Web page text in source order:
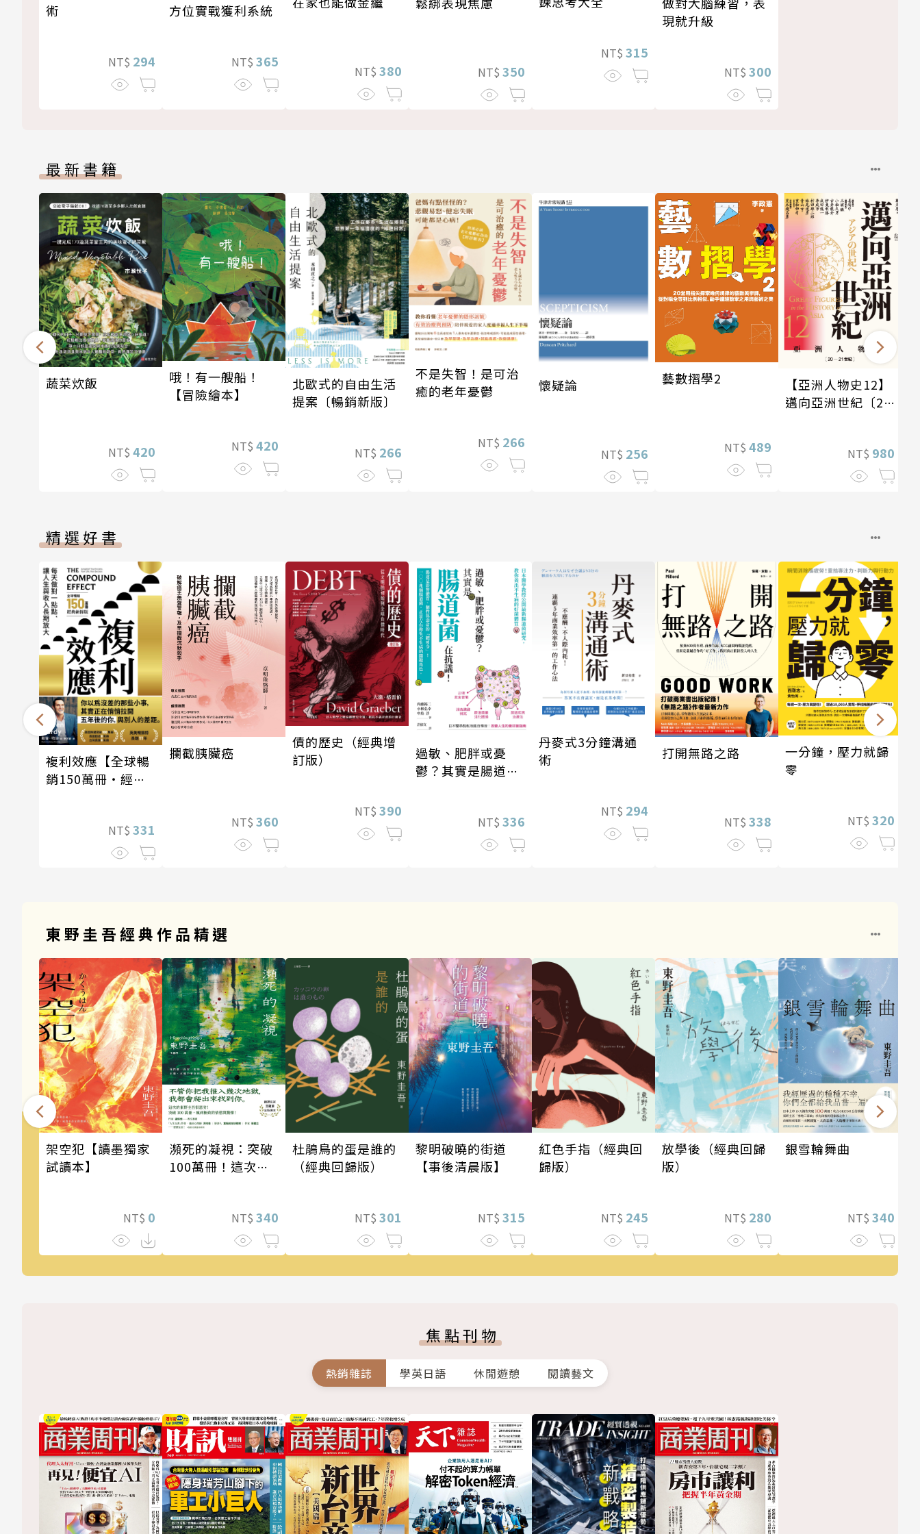
術
NT$ 294
方位實戰獲利系統
NT$ 365
NT$ 380 NT$ 350
NT$ 315
現就升級
NT$ 300
最新書籍
蔬菜炊飯
NT$ 420
哦！有一艘船！
【冒險繪本】
NT$ 420
北歐式的自由生活
提案〔暢銷新版〕
NT$ 266
不是失智！是可治
癒的老年憂鬱
NT$ 266
懷疑論
NT$ 256
藝數摺學2
NT$ 489
【亞洲人物史12】
邁向亞洲世紀〔20
NT$ 980
精選好書
複利效應【全球暢
銷150萬冊・經典
NT$ 331
攔截胰臟癌
NT$ 360
債的歷史（經典增
訂版）
NT$ 390
過敏、肥胖或憂
鬱？其實是腸道菌
NT$ 336
丹麥式3分鐘溝通
術
NT$ 294
打開無路之路
NT$ 338
一分鐘，壓力就歸
零
NT$ 320
東野圭吾經典作品精選
架空犯【讀墨獨家
試讀本】
NT$ 0
瀕死的凝視：突破
100萬冊！這次的
NT$ 340
杜鵑鳥的蛋是誰的
（經典回歸版）
NT$ 301
黎明破曉的街道
【事後清晨版】
NT$ 315
紅色手指（經典回
歸版）
NT$ 245
放學後（經典回歸
版）
NT$ 280
銀雪輪舞曲
NT$ 340
焦點刊物
熱銷雜誌 學英日語 休閒遊憩 閱讀藝文